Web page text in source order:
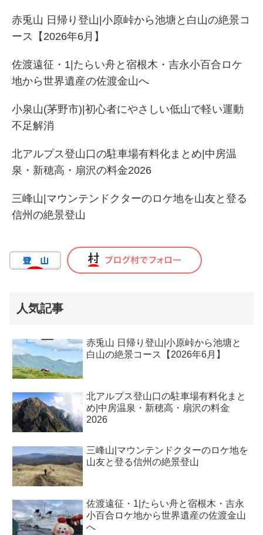
赤兎山 日帰り登山|小原峠から池塘と白山の絶景コ
ース【2026年6月】
佐渡遠征・1|たらい舟と宿根木・吉永小百合ロケ
地から世界遺産の佐渡金山へ
小泉山(茅野市)|初心者にやさしい低山で軽い運動
不足解消
北アルプス登山口の駐車場有料化まとめ|中房温
泉・新穂高・扇沢の料金2026
三峰山|マウンテンドクターのロケ地を山友と登る
信州の絶景登山
人気記事
赤兎山 日帰り登山|小原峠から池塘と
白山の絶景コース【2026年6月】
北アルプス登山口の駐車場有料化まと
め|中房温泉・新穂高・扇沢の料金
2026
三峰山|マウンテンドクターのロケ地を
山友と登る信州の絶景登山
佐渡遠征・1|たらい舟と宿根木・吉永
小百合ロケ地から世界遺産の佐渡金山
へ